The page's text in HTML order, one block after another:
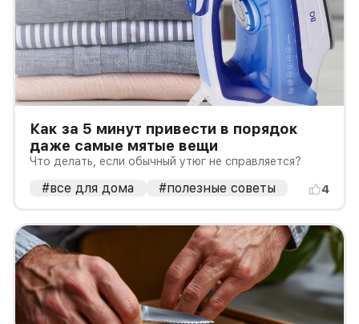
Как за 5 минут привести в порядок
даже самые мятые вещи
Что делать, если обычный утюг не справляется?
#все для дома #полезные советы 4